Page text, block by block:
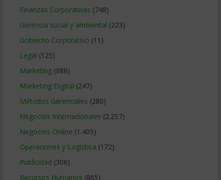
Finanzas Corporativas (748)
Gerencia social y ambiental (223)
Gobierno Corporativo (11)
Legal (125)
Marketing(988)
Marketing Digital (247)
Métodos Gerenciales (280)
Negocios Internacionales (2.257)
Negocios Online (1.405)
Operaciones y Logística (172)
Publicidad (306)
Recursos Humanos (865)